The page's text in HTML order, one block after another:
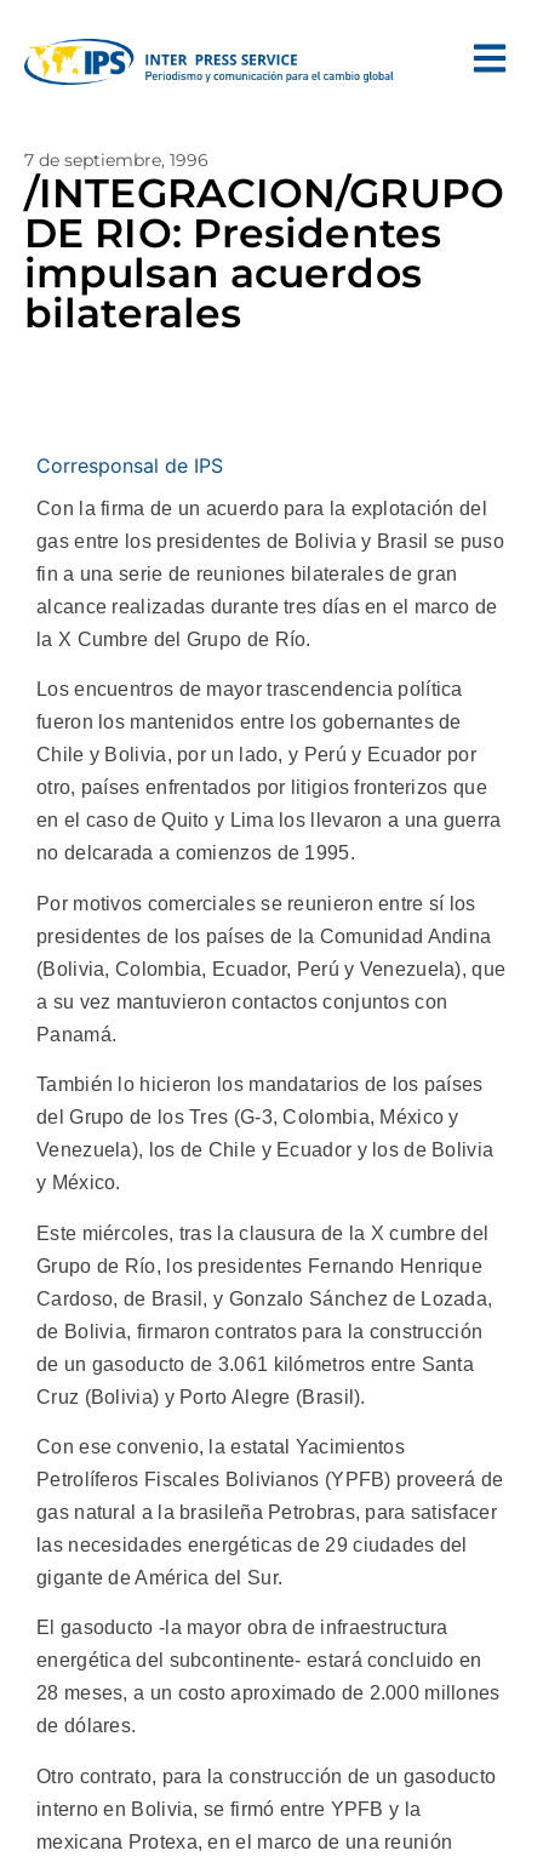
7 de septiembre, 1996
/INTEGRACION/GRUPO
DE RIO: Presidentes
impulsan acuerdos
bilaterales
Corresponsal de IPS
Con la firma de un acuerdo para la explotación del
gas entre los presidentes de Bolivia y Brasil se puso
fin a una serie de reuniones bilaterales de gran
alcance realizadas durante tres días en el marco de
la X Cumbre del Grupo de Río.
Los encuentros de mayor trascendencia política
fueron los mantenidos entre los gobernantes de
Chile y Bolivia, por un lado, y Perú y Ecuador por
otro, países enfrentados por litigios fronterizos que
en el caso de Quito y Lima los llevaron a una guerra
no delcarada a comienzos de 1995.
Por motivos comerciales se reunieron entre sí los
presidentes de los países de la Comunidad Andina
(Bolivia, Colombia, Ecuador, Perú y Venezuela), que
a su vez mantuvieron contactos conjuntos con
Panamá.
También lo hicieron los mandatarios de los países
del Grupo de los Tres (G-3, Colombia, México y
Venezuela), los de Chile y Ecuador y los de Bolivia
y México.
Este miércoles, tras la clausura de la X cumbre del
Grupo de Río, los presidentes Fernando Henrique
Cardoso, de Brasil, y Gonzalo Sánchez de Lozada,
de Bolivia, firmaron contratos para la construcción
de un gasoducto de 3.061 kilómetros entre Santa
Cruz (Bolivia) y Porto Alegre (Brasil).
Con ese convenio, la estatal Yacimientos
Petrolíferos Fiscales Bolivianos (YPFB) proveerá de
gas natural a la brasileña Petrobras, para satisfacer
las necesidades energéticas de 29 ciudades del
gigante de América del Sur.
El gasoducto -la mayor obra de infraestructura
energética del subcontinente- estará concluido en
28 meses, a un costo aproximado de 2.000 millones
de dólares.
Otro contrato, para la construcción de un gasoducto
interno en Bolivia, se firmó entre YPFB y la
mexicana Protexa, en el marco de una reunión